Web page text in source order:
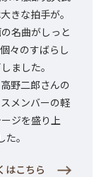
きな拍手が。
名曲がしっと
々のすばらし
ました。
野二郎さんの
メンバーの軽
ジを盛り上
。
はこちら